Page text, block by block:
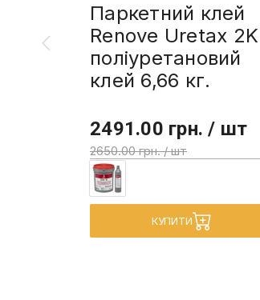
Паркетний клей
Renove Uretax 2K
поліуретановий
клей 6,66 кг.
2491.00 грн. / шт
2650.00 грн. / шт
КУПИТИ